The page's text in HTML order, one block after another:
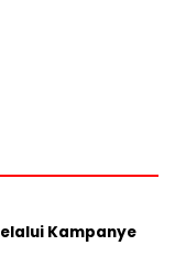
Kampanye